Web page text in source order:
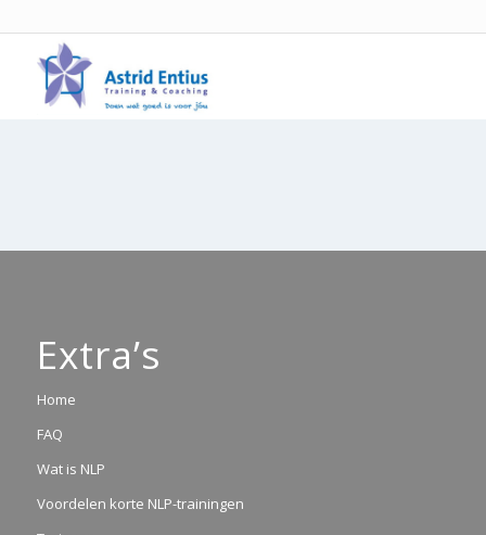
Extra’s
Home
FAQ
Wat is NLP
Voordelen korte NLP-trainingen